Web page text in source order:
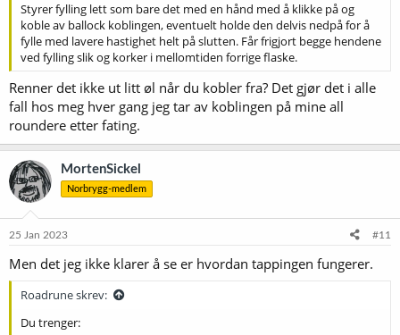
Styrer fylling lett som bare det med en hånd med å klikke på og
koble av ballock koblingen, eventuelt holde den delvis nedpå for å
fylle med lavere hastighet helt på slutten. Får frigjort begge hendene
ved fylling slik og korker i mellomtiden forrige flaske.
Renner det ikke ut litt øl når du kobler fra? Det gjør det i alle
fall hos meg hver gang jeg tar av koblingen på mine all
roundere etter fating.
MortenSickel
Norbrygg-medlem
25 Jan 2023 #11
Men det jeg ikke klarer å se er hvordan tappingen fungerer.
Roadrune skrev:
Du trenger: